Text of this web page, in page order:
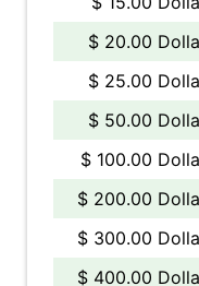
$ 20.00
$ 25.00
$ 50.00
$ 100.00
$ 200.00
$ 300.00
$ 400.00